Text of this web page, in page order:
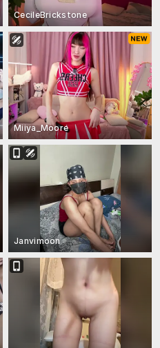
CecileBrickstone
Miiya_Moore
Janvimoon